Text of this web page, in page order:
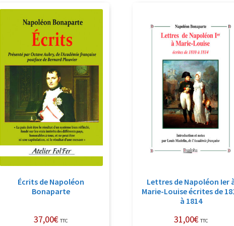
plus
ancien
Écrits de Napoléon
Bonaparte
37,00€ TTC
Lettres de Napoléon Ier
Marie-Louise écrites de
à 1814
31,00€ TTC